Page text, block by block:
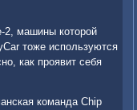
2, машины которой
тоже используются
как проявит себя
команда Chip